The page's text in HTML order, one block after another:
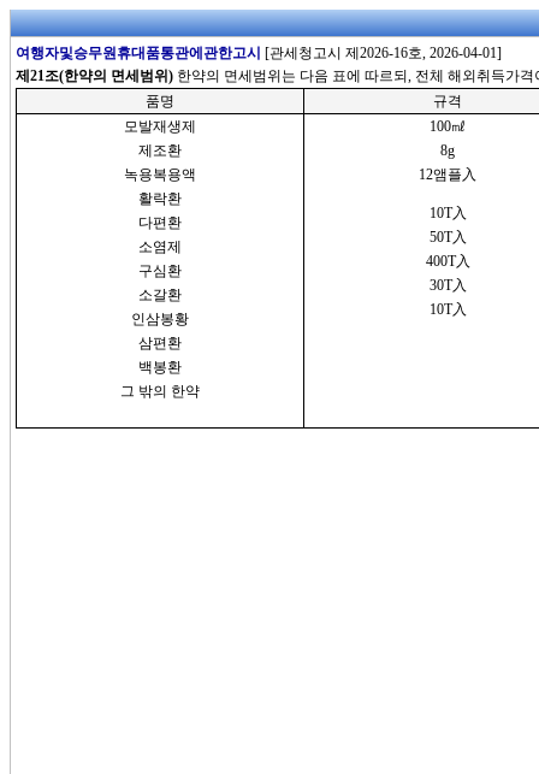
여행자및승무원휴대품통관에관한고시 [관세청고시 제2026-16호, 2026-04-01]
제21조(한약의 면세범위) 한약의 면세범위는 다음 표에 따르되, 전체 해외취득가
품명
규격
모발재생제
제조환
녹용복용액
활락환
다편환
소염제
구심환
소갈환
인삼봉황
삼편환
백봉환
그 밖의 한약
100㎖
8g
12앰플入
10T入
50T入
400T入
30T入
10T入